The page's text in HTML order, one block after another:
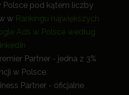
Polsce pod kątem liczby
w Rankingu największych
Ads w Polsce według
Partner - jedna z 3%
w Polsce.
Partner - oficjalne